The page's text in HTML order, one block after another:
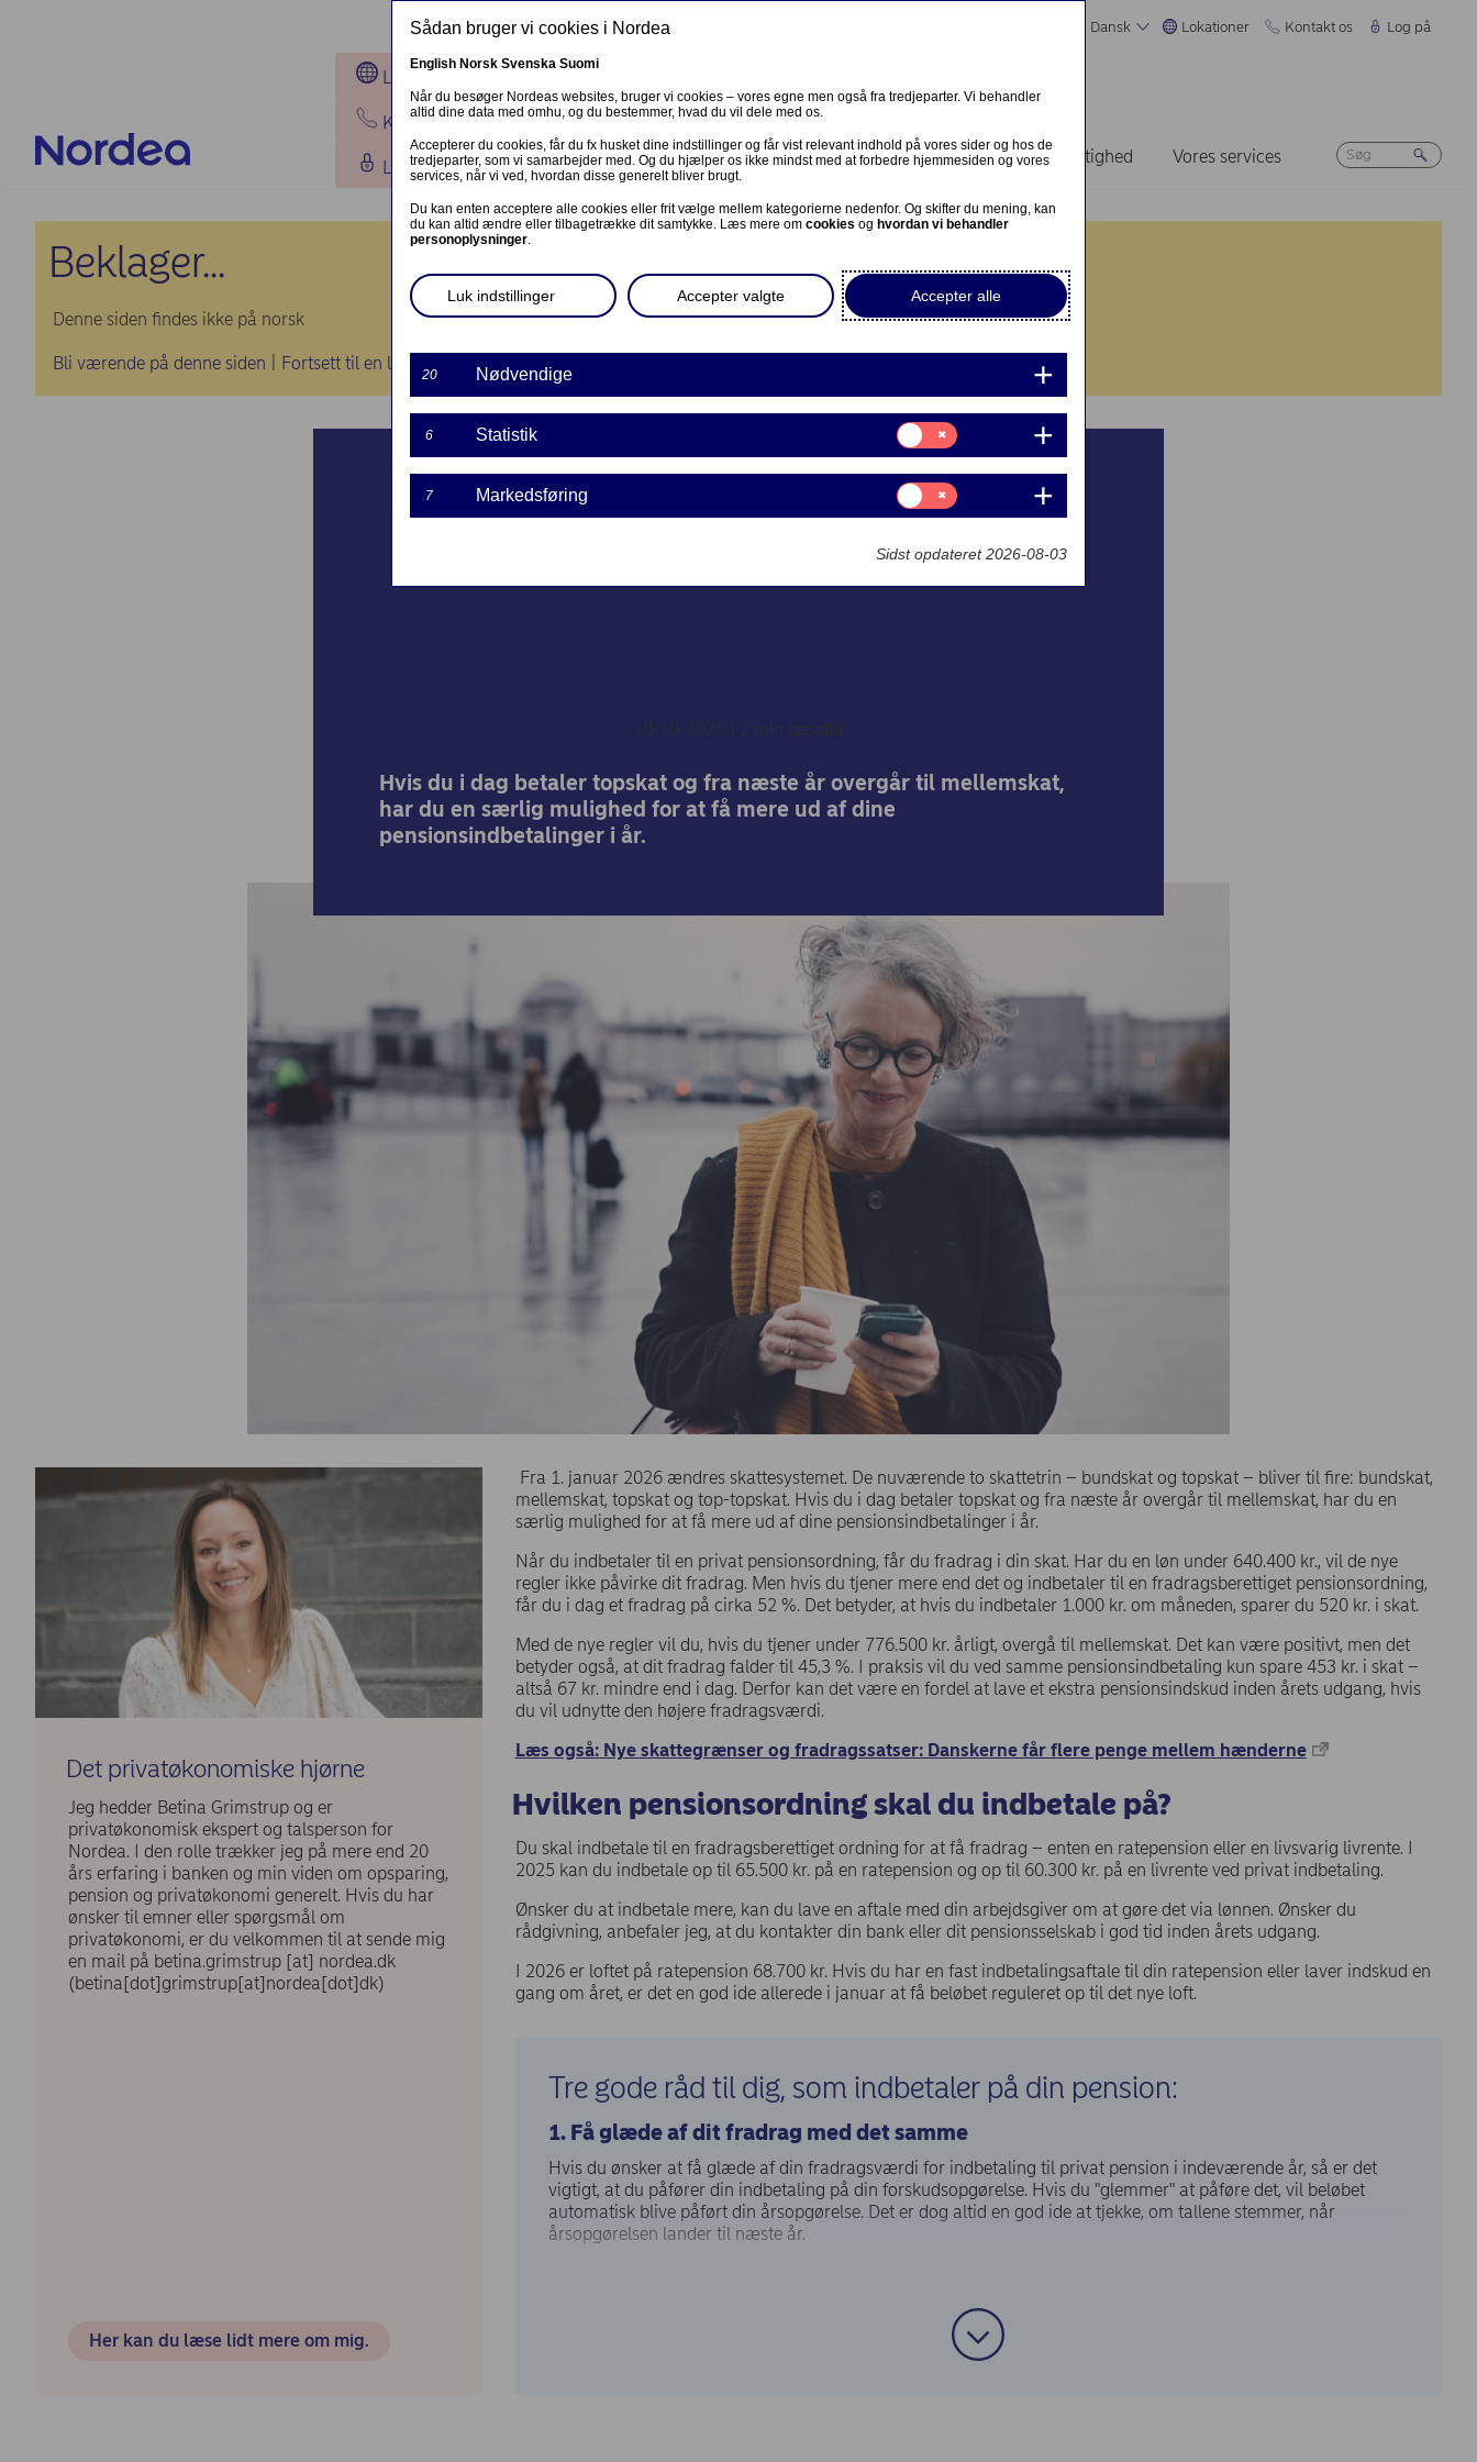
Dansk Lokationer Kontakt os Log på
Lokationer
Kontakt os
Log på
Om os Investorer Nyheder & indblik Karriere Bæredygtighed Vores services
Beklager...
Denne siden findes ikke på norsk
Bli værende på denne siden Fortsett til en lignende side på norsk
Det privatøkonomiske hjørne
Skal du udnytte en særlig
10-10-2025
2 min læsetid
Hvis du i dag betaler topskat og fra næste år overgår til mellemskat,
har du en særlig mulighed for at få mere ud af dine
pensionsindbetalinger i år.
Det privatøkonomiske hjørne
Jeg hedder Betina Grimstrup og er
privatøkonomisk ekspert og talsperson for
Nordea. I den rolle trækker jeg på mere end 20
års erfaring i banken og min viden om opsparing,
pension og privatøkonomi generelt. Hvis du har
ønsker til emner eller spørgsmål om
privatøkonomi, er du velkommen til at sende mig
en mail på betina.grimstrup [at] nordea.dk
(betina[dot]grimstrup[at]nordea[dot]dk)
Her kan du læse lidt mere om mig.
Fra 1. januar 2026 ændres skattesystemet. De nuværende to skattetrin – bundskat og topskat – bliver til fire: bundskat,
mellemskat, topskat og top-topskat. Hvis du i dag betaler topskat og fra næste år overgår til mellemskat, har du en
særlig mulighed for at få mere ud af dine pensionsindbetalinger i år.
Når du indbetaler til en privat pensionsordning, får du fradrag i din skat. Har du en løn under 640.400 kr., vil de nye
regler ikke påvirke dit fradrag. Men hvis du tjener mere end det og indbetaler til en fradragsberettiget pensionsordning,
får du i dag et fradrag på cirka 52 %. Det betyder, at hvis du indbetaler 1.000 kr. om måneden, sparer du 520 kr. i skat.
Med de nye regler vil du, hvis du tjener under 776.500 kr. årligt, overgå til mellemskat. Det kan være positivt, men det
betyder også, at dit fradrag falder til 45,3 %. I praksis vil du ved samme pensionsindbetaling kun spare 453 kr. i skat –
altså 67 kr. mindre end i dag. Derfor kan det være en fordel at lave et ekstra pensionsindskud inden årets udgang, hvis
du vil udnytte den højere fradragsværdi.
Læs også: Nye skattegrænser og fradragssatser: Danskerne får flere penge mellem hænderne
Hvilken pensionsordning skal du indbetale på?
Du skal indbetale til en fradragsberettiget ordning for at få fradrag – enten en ratepension eller en livsvarig livrente. I
2025 kan du indbetale op til 65.500 kr. på en ratepension og op til 60.300 kr. på en livrente ved privat indbetaling.
Ønsker du at indbetale mere, kan du lave en aftale med din arbejdsgiver om at gøre det via lønnen. Ønsker du
rådgivning, anbefaler jeg, at du kontakter din bank eller dit pensionsselskab i god tid inden årets udgang.
I 2026 er loftet på ratepension 68.700 kr. Hvis du har en fast indbetalingsaftale til din ratepension eller laver indskud en
gang om året, er det en god ide allerede i januar at få beløbet reguleret op til det nye loft.
Tre gode råd til dig, som indbetaler på din pension:
1. Få glæde af dit fradrag med det samme
Hvis du ønsker at få glæde af din fradragsværdi for indbetaling til privat pension i indeværende år, så er det
vigtigt, at du påfører din indbetaling på din forskudsopgørelse. Hvis du "glemmer" at påføre det, vil beløbet
automatisk blive påført din årsopgørelse. Det er dog altid en god ide at tjekke, om tallene stemmer, når
årsopgørelsen lander til næste år.
Din pension er formentlig allerede investeret. Dog er det altid en god ide lige at tjekke op på, om du har den
investeringsform og risikovillighed, som passer til dig. Er dine pensionspenge ikke investeret, anbefaler jeg, at du
gør det, hvis der er mere end tre år til, at du skal bruge pengene.
Sådan bruger vi cookies i Nordea
English Norsk Svenska Suomi
Når du besøger Nordeas websites, bruger vi cookies – vores egne men også fra tredjeparter. Vi behandler
altid dine data med omhu, og du bestemmer, hvad du vil dele med os.
Accepterer du cookies, får du fx husket dine indstillinger og får vist relevant indhold på vores sider og hos de
tredjeparter, som vi samarbejder med. Og du hjælper os ikke mindst med at forbedre hjemmesiden og vores
services, når vi ved, hvordan disse generelt bliver brugt.
Du kan enten acceptere alle cookies eller frit vælge mellem kategorierne nedenfor. Og skifter du mening, kan
du kan altid ændre eller tilbagetrække dit samtykke. Læs mere om cookies og hvordan vi behandler
personoplysninger.
Accepter alle
Accepter valgte
Luk indstillinger
20 Nødvendige
6 Statistik
Samtykke
til:
Statistik
7 Markedsføring
Samtykke
til:
Markedsføring
Sidst opdateret 2026-08-03